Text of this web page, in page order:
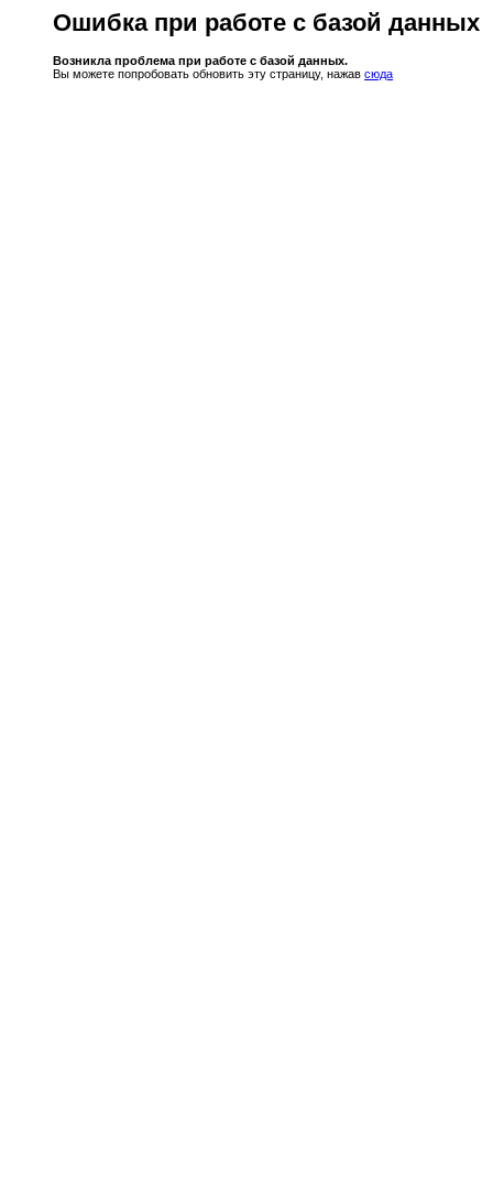
Ошибка при работе с базой данных
Возникла проблема при работе с базой данных.
Вы можете попробовать обновить эту страницу, нажав сюда